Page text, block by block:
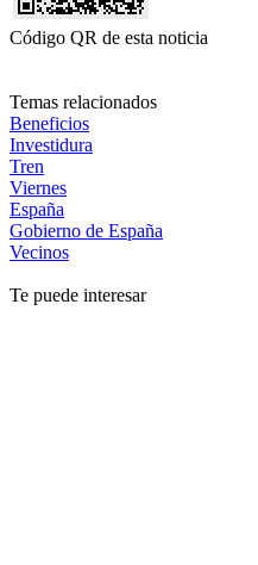
Código QR de esta noticia
Temas relacionados
Beneficios
Investidura
Tren
Viernes
España
Gobierno de España
Vecinos
Te puede interesar